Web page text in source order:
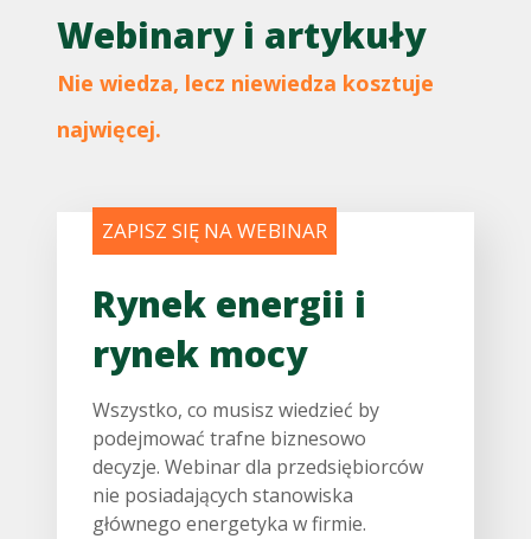
Nie wiedza, lecz niewiedza kosztuje
najwięcej.
Webinary i artykuły
ZAPISZ SIĘ NA WEBINAR
Rynek energii i
rynek mocy
Wszystko, co musisz wiedzieć by
podejmować trafne biznesowo
decyzje. Webinar dla przedsiębiorców
nie posiadających stanowiska
głównego energetyka w firmie.